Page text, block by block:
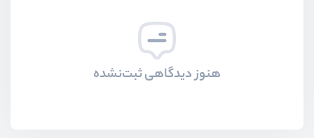
هنوز دیدگاهی ثبت‌نشده